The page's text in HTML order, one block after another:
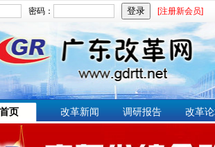
密码： [注册新会员]
首页 改革新闻 调研报告 改革